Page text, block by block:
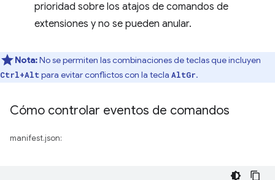
prioridad sobre los atajos de comandos de
extensiones y no se pueden anular.
Nota:No se permiten las combinaciones de teclas que incluyen
Ctrl+Alt para evitar conflictos con la tecla AltGr.
Cómo controlar eventos de comandos
manifest.json: